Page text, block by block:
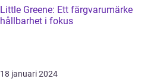
Little Greene: Ett färgvarumärke
hållbarhet i fokus
18 januari 2024